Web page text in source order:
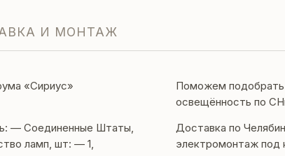
И МОНТАЖ
«Сириус»
— Соединенные Штаты,
ламп, шт: — 1,
Поможем подобрать
освещённость по
Доставка по
электромонтаж под